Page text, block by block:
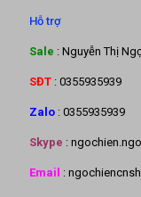
Hỗ trợ
Sale : Nguyễn Thị
SĐT : 0355935939
Zalo : 0355935939
Skype :
Email :